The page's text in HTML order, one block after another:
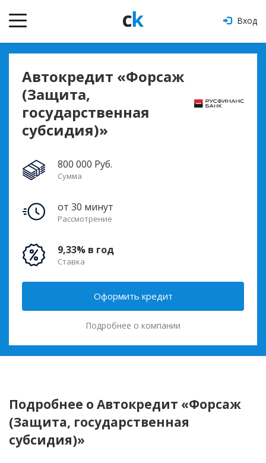
Вход
Автокредит «Форсаж
(Защита,
государственная
субсидия)»
800 000 Руб.
Сумма
от 30 минут
Рассмотрение
9,33% в год
Ставка
Подробнее о компании
Оформить кредит
Подробнее о Автокредит «Форсаж
(Защита, государственная
субсидия)»